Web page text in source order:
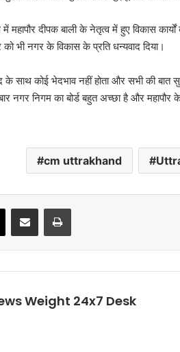
में महापौर दीपक बाली के नेतृत्व में हुए विकास
भी नगर के विकास के प्रति धन्यवाद दिया।
के साथ कोई भेदभाव नहीं होता और सभी की बात
नगर निगम का बोर्ड बहुत अच्छा है और महापौर
cm uttrakhand
Weight 24x7 Desk